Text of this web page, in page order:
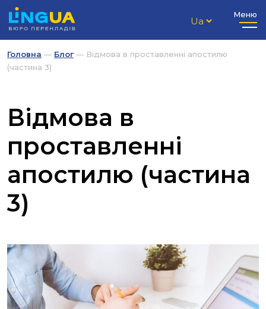
Меню
Головна — Блог— Відмова в проставленні апостилю
(частина 3)
Відмова в
проставленні
апостилю (частина
3)